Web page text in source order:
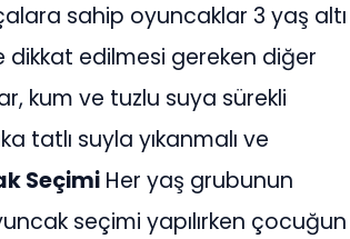
sahip oyuncaklar 3 yaş altı
edilmesi gereken diğer
kum ve tuzlu suya sürekli
tatlı suyla yıkanmalı ve
Seçimi Her yaş grubunun
seçimi yapılırken çocuğun